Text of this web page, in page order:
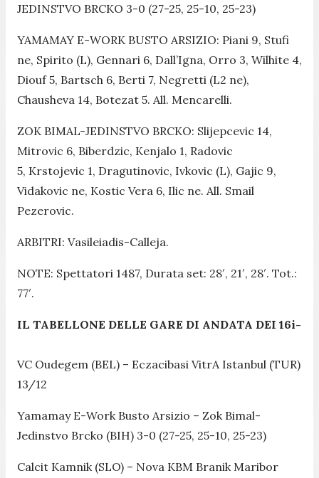
JEDINSTVO BRCKO 3-0 (27-25, 25-10, 25-23)
YAMAMAY E-WORK BUSTO ARSIZIO: Piani 9, Stufi
ne, Spirito (L), Gennari 6, Dall’Igna, Orro 3, Wilhite 4,
Diouf 5, Bartsch 6, Berti 7, Negretti (L2 ne),
Chausheva 14, Botezat 5. All. Mencarelli.
ZOK BIMAL-JEDINSTVO BRCKO: Slijepcevic 14,
Mitrovic 6, Biberdzic, Kenjalo 1, Radovic
5, Krstojevic 1, Dragutinovic, Ivkovic (L), Gajic 9,
Vidakovic ne, Kostic Vera 6, Ilic ne. All. Smail
Pezerovic.
ARBITRI: Vasileiadis-Calleja.
NOTE: Spettatori 1487, Durata set: 28′, 21′, 28′. Tot.:
77′.
IL TABELLONE DELLE GARE DI ANDATA DEI 16i-
VC Oudegem (BEL) – Eczacibasi VitrA Istanbul (TUR)
13/12
Yamamay E-Work Busto Arsizio – Zok Bimal-
Jedinstvo Brcko (BIH) 3-0 (27-25, 25-10, 25-23)
Calcit Kamnik (SLO) – Nova KBM Branik Maribor